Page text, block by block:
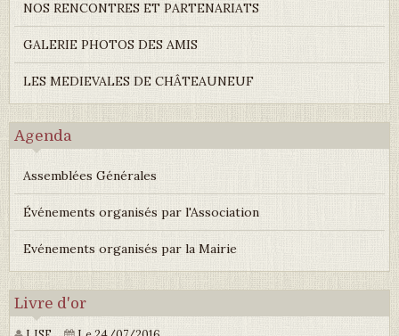
NOS RENCONTRES ET PARTENARIATS
GALERIE PHOTOS DES AMIS
LES MEDIEVALES DE CHÂTEAUNEUF
Agenda
Assemblées Générales
Événements organisés par l'Association
Evénements organisés par la Mairie
Livre d'or